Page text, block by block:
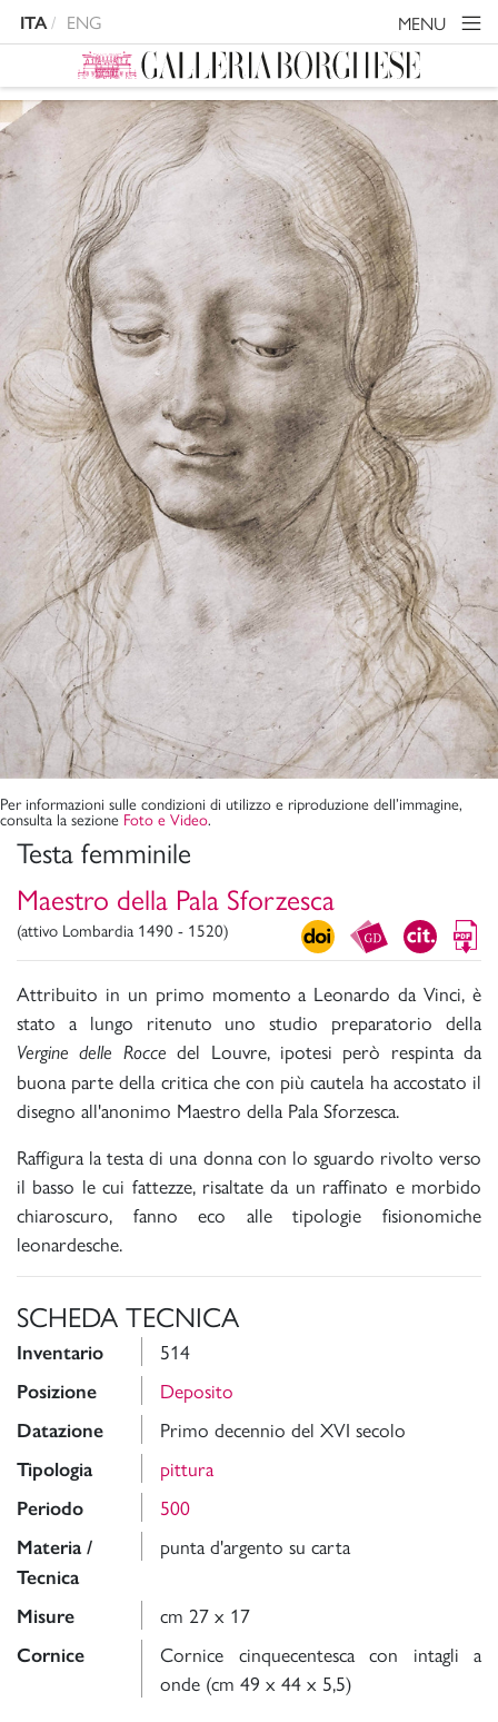
ITA ENG MENU
Testa femminile
Maestro della Pala Sforzesca
(attivo Lombardia 1490 - 1520)
Attribuito in un primo momento a Leonardo da Vinci, è
stato a lungo ritenuto uno studio preparatorio della
Vergine delle Rocce del Louvre, ipotesi però respinta da
buona parte della critica che con più cautela ha accostato il
disegno all'anonimo Maestro della Pala Sforzesca.
Raffigura la testa di una donna con lo sguardo rivolto verso
il basso le cui fattezze, risaltate da un raffinato e morbido
chiaroscuro, fanno eco alle tipologie fisionomiche
leonardesche.
SCHEDA TECNICA
Inventario 514
Posizione Deposito
Datazione Primo decennio del XVI secolo
Tipologia pittura
Periodo 500
Materia /
Tecnica
punta d'argento su carta
Misure cm 27 x 17
Cornice
Cornice cinquecentesca con intagli a
onde (cm 49 x 44 x 5,5)
Per informazioni sulle condizioni di utilizzo e riproduzione dell’immagine,
consulta la sezione Foto e Video.